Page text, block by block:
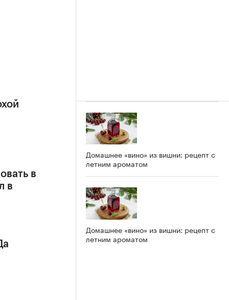
в
в
Домашнее «вино» из вишни: рецепт с
летним ароматом
Домашнее «вино» из вишни: рецепт с
летним ароматом